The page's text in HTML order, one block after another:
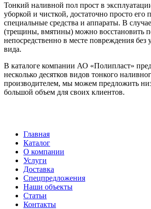
Тонкий наливной пол прост в
уборкой и чисткой, достаточно просто
специальные средства и аппараты. В
(трещины, вмятины) можно восстановить
непосредственно в месте повреждения без
вида.
В каталоге компании АО «Полипласт»
несколько десятков видов тонкого
производителем, мы можем предложить
большой объем для своих клиентов.
Главная
Каталог
О компании
Услуги
Доставка
Спецпредложения
Наши объекты
Статьи
Контакты